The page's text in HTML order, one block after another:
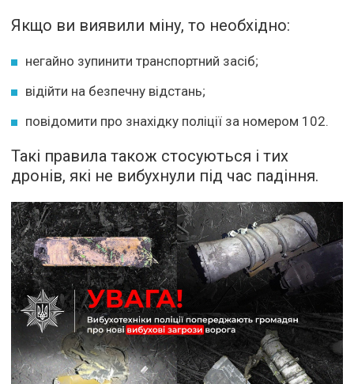
Якщо ви виявили міну, то необхідно:
негайно зупинити транспортний засіб;
відійти на безпечну відстань;
повідомити про знахідку поліції за номером 102.
Такі правила також стосуються і тих
дронів, які не вибухнули під час падіння.